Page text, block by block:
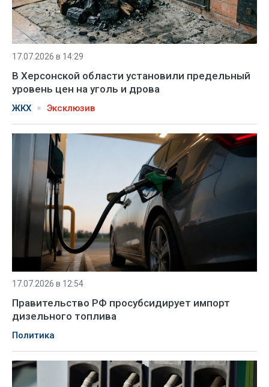
17.07.2026 в 14:29
В Херсонской области установили предельный
уровень цен на уголь и дрова
ЖКХ Эксклюзив
17.07.2026 в 12:54
Правительство РФ просубсидирует импорт
дизельного топлива
Политика